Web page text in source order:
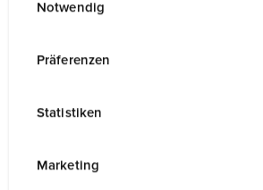
Notwendig
Präferenzen
Statistiken
Marketing
Details
Elektrische gegevens
Mechanische gegevens